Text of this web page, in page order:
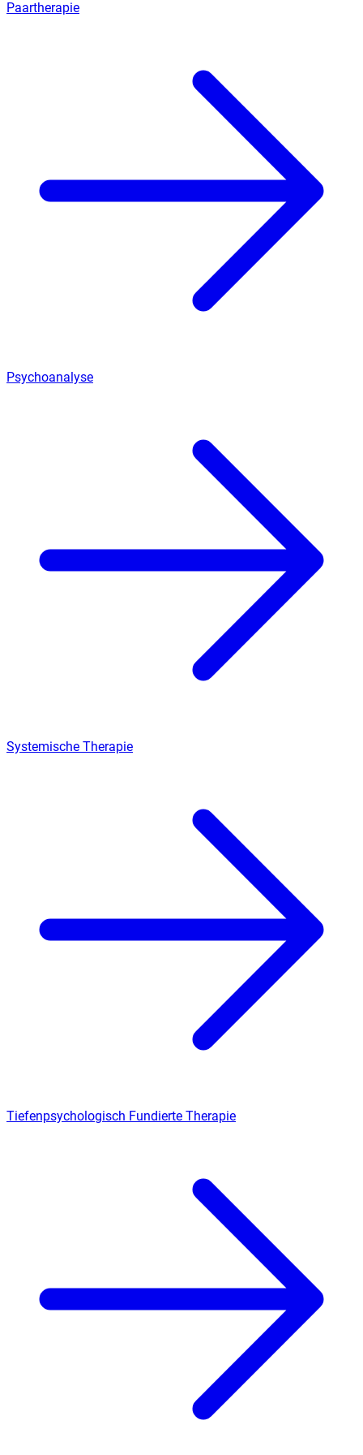
Paartherapie
Psychoanalyse
Systemische Therapie
Tiefenpsychologisch Fundierte Therapie